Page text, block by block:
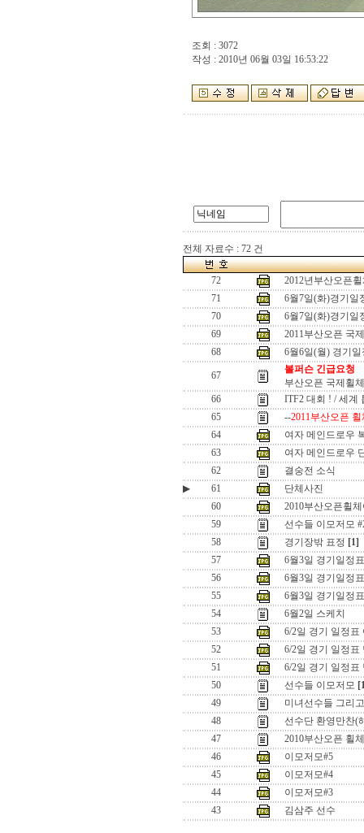
조회 : 3072
작성 : 2010년 06월 03일 16:53:22
전체 자료수 : 72 건
72
2012년부산오픈
71
6월7일(화)경기일
70
6월7일(화)경기일
69
2011부산오픈 국
68
6월6일(월) 경기일
67
볼퍼슨 긴급요청
부산오픈 국제휠
66
ITF2 대회 ! / 세계
65
--2011부산오픈
64
여자 메인드로우
63
여자 메인드로우
62
결숭전 소식
▶
61
단체사진
60
2010부산오픈휠
59
선수들 이모저모
58
경기장밖 표정 [1]
57
6월3일 경기일정
56
6월3일 경기일정
55
6월3일 경기일정
54
6월2일 스케치
53
6/2일 경기 일정표
52
6/2일 경기 일정표
51
6/2일 경기 일정표
50
선수들 이모저모
49
미녀선수들 그리
48
선수단 환영만찬(
47
2010부산오픈 휠
46
이모저모#5
45
이모저모#4
44
이모저모#3
43
김삼주 선수